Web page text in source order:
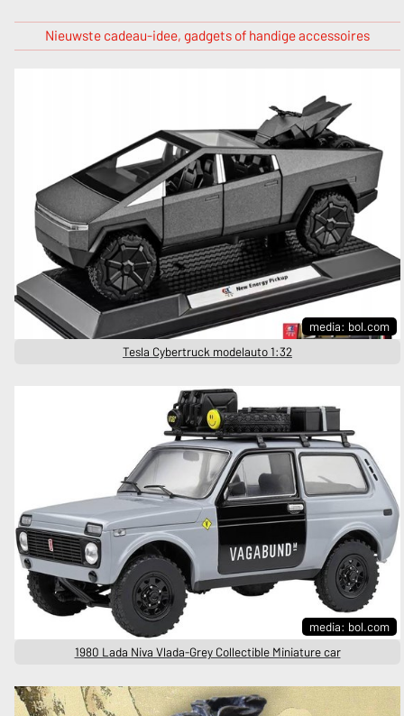
Nieuwste cadeau-idee, gadgets of handige accessoires
media: bol.com
Tesla Cybertruck modelauto 1:32
media: bol.com
1980 Lada Niva Vlada-Grey Collectible Miniature car